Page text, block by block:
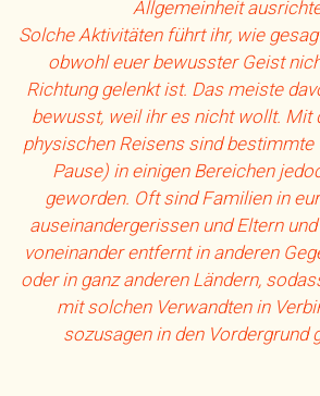
Allgemeinheit
Solche Aktivitäten führt ihr, wie
obwohl euer bewusster Geist
Richtung gelenkt ist. Das meiste
bewusst, weil ihr es nicht wollt. Mit
physischen Reisens sind bestimmte
Pause) in einigen Bereichen
geworden. Oft sind Familien in
auseinandergerissen und Eltern
voneinander entfernt in anderen
oder in ganz anderen Ländern,
mit solchen Verwandten in
sozusagen in den Vordergrund